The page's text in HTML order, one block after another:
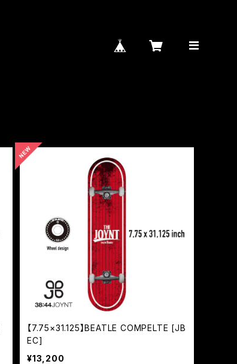
【7.75×31.125】BEATLE COMPELTE [JB
EC]
¥13,200